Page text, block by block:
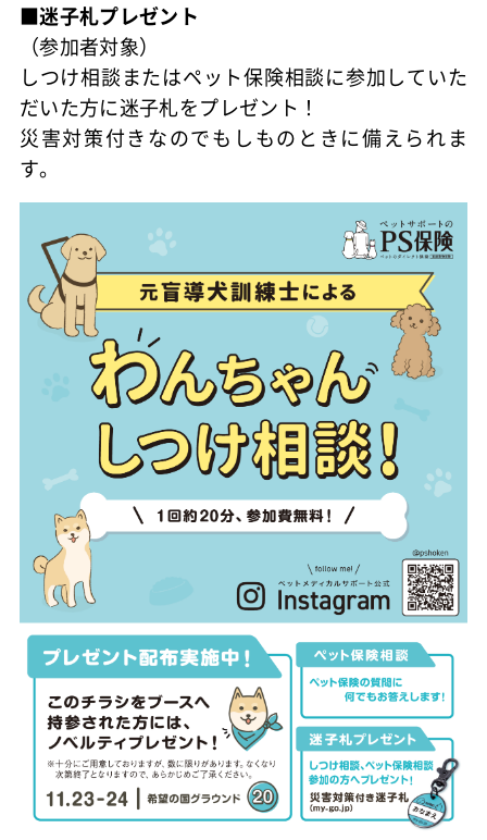
■迷子札プレゼント
（参加者対象）
しつけ相談またはペット保険相談に参加していた
だいた方に迷子札をプレゼント！
災害対策付きなのでもしものときに備えられま
す。